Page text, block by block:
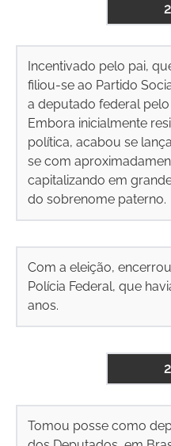
Incentivado pelo pai,
filiou-se ao Partido
a deputado federal
Embora inicialmente
política, acabou se
se com
capitalizando em
do sobrenome paterno.
Com a eleição,
Polícia Federal, que
anos.
Tomou posse como